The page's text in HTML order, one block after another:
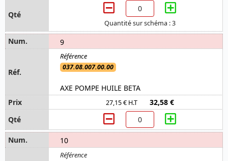
Quantité sur schéma : 3
9
037.08.007.00.00
AXE POMPE HUILE BETA
27,15 € H.T 32,58 €
10